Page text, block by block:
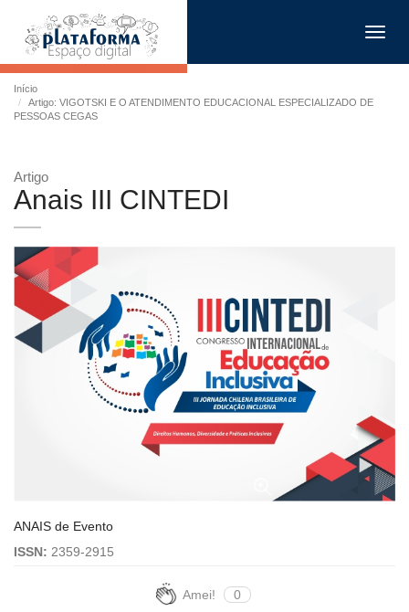
Início
Artigo: VIGOTSKI E O ATENDIMENTO EDUCACIONAL ESPECIALIZADO DE
PESSOAS CEGAS
Artigo
Anais III CINTEDI
ANAIS de Evento
ISSN: 2359-2915
Amei! 0